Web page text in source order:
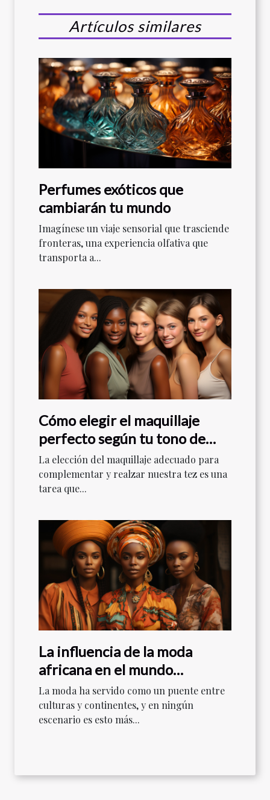
Artículos similares
Perfumes exóticos que
cambiarán tu mundo
Imagínese un viaje sensorial que trasciende
fronteras, una experiencia olfativa que
transporta a...
Cómo elegir el maquillaje
perfecto según tu tono de
piel
La elección del maquillaje adecuado para
complementar y realzar nuestra tez es una
tarea que...
La influencia de la moda
africana en el mundo
contemporáneo
La moda ha servido como un puente entre
culturas y continentes, y en ningún
escenario es esto más...